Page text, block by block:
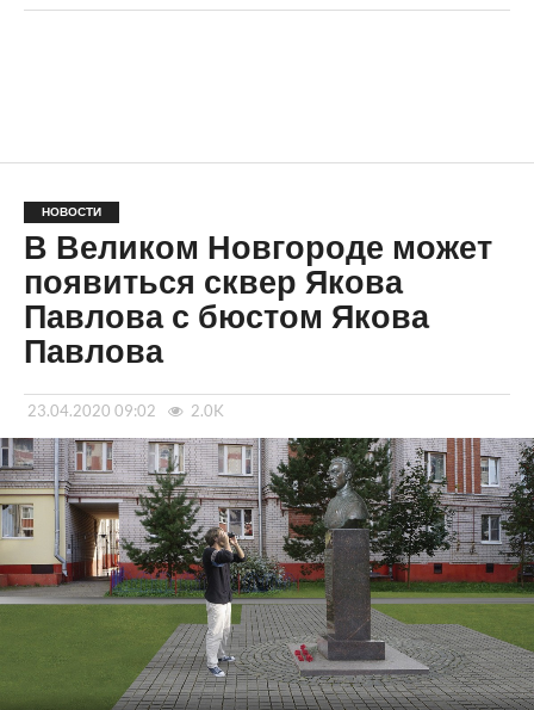
НОВОСТИ
В Великом Новгороде может
появиться сквер Якова
Павлова с бюстом Якова
Павлова
23.04.2020 09:02 2.0K